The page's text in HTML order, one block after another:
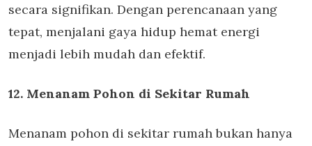
secara signifikan. Dengan perencanaan yang
tepat, menjalani gaya hidup hemat energi
menjadi lebih mudah dan efektif.
12. Menanam Pohon di Sekitar Rumah
Menanam pohon di sekitar rumah bukan hanya